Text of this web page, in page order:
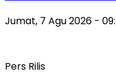
Jumat, 7 Agu 2026 -
Pers Rilis